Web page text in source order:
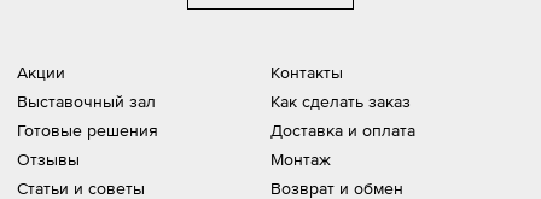
Акции
Выставочный зал
Готовые решения
Отзывы
Статьи и советы
Контакты
Как сделать заказ
Доставка и оплата
Монтаж
Возврат и обмен